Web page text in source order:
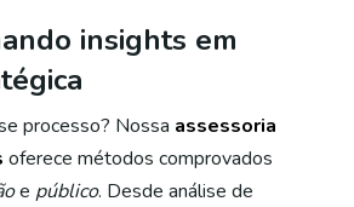
insights em
processo? Nossa assessoria
oferece métodos comprovados
e público. Desde análise de